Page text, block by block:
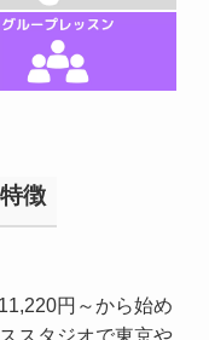
徴
円～から始め
スタジオで東京や